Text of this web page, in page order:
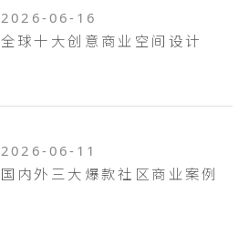
2026-06-16
全球十大创意商业空间设计
2026-06-11
国内外三大爆款社区商业案例